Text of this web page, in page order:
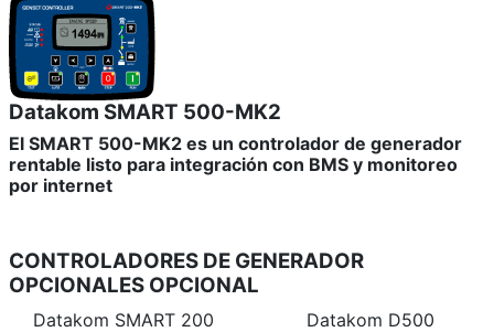
Datakom SMART 500-MK2
El SMART 500-MK2 es un controlador de generador
rentable listo para integración con BMS y monitoreo
por internet
CONTROLADORES DE GENERADOR
OPCIONALES OPCIONAL
Datakom SMART 200 Datakom D500